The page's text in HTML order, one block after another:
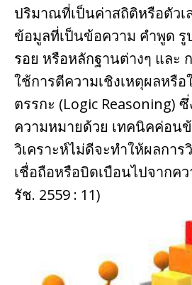
ปริมาณที่เป็นค่าสถิติหรือตัวเ
ข้อมูลที่เป็นข้อความ คําพูด รู
รอย หรือหลักฐานต่างๆ และ
ใช้การตีความเชิงเหตุผลหรือ
ตรรกะ (Logic Reasoning)
ความหมายด้วย เทคนิคค่อน
วิเคราะห์ไม่ดีจะทําให้ผลกา
เชื่อถือหรือบิดเบือนไปจากค
รัช. 2559 : 11)